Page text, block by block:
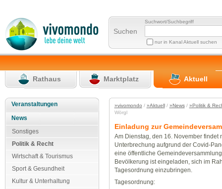
Suchen
Suchwort/Suchbegriff
nur in Kanal Aktuell suchen
Rathaus Marktplatz Aktuell
Veranstaltungen
News
Sonstiges
Politik & Recht
Wirtschaft & Tourismus
Sport & Gesundheit
Kultur & Unterhaltung
»vivomondo / »Aktuell/ »News/ »Politik &
Wörgl
Einladung zur
Am Dienstag, den 16. November findet
Unterbrechung aufgrund der Covid-
eine öffentliche
Bevölkerung ist eingeladen, sich im
Tagesordnung einzubringen.
Tagesordnung: